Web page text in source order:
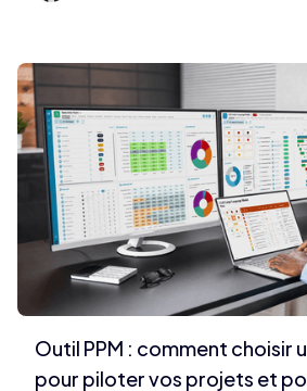
Outil PPM : comment choisir
pour piloter vos projets et